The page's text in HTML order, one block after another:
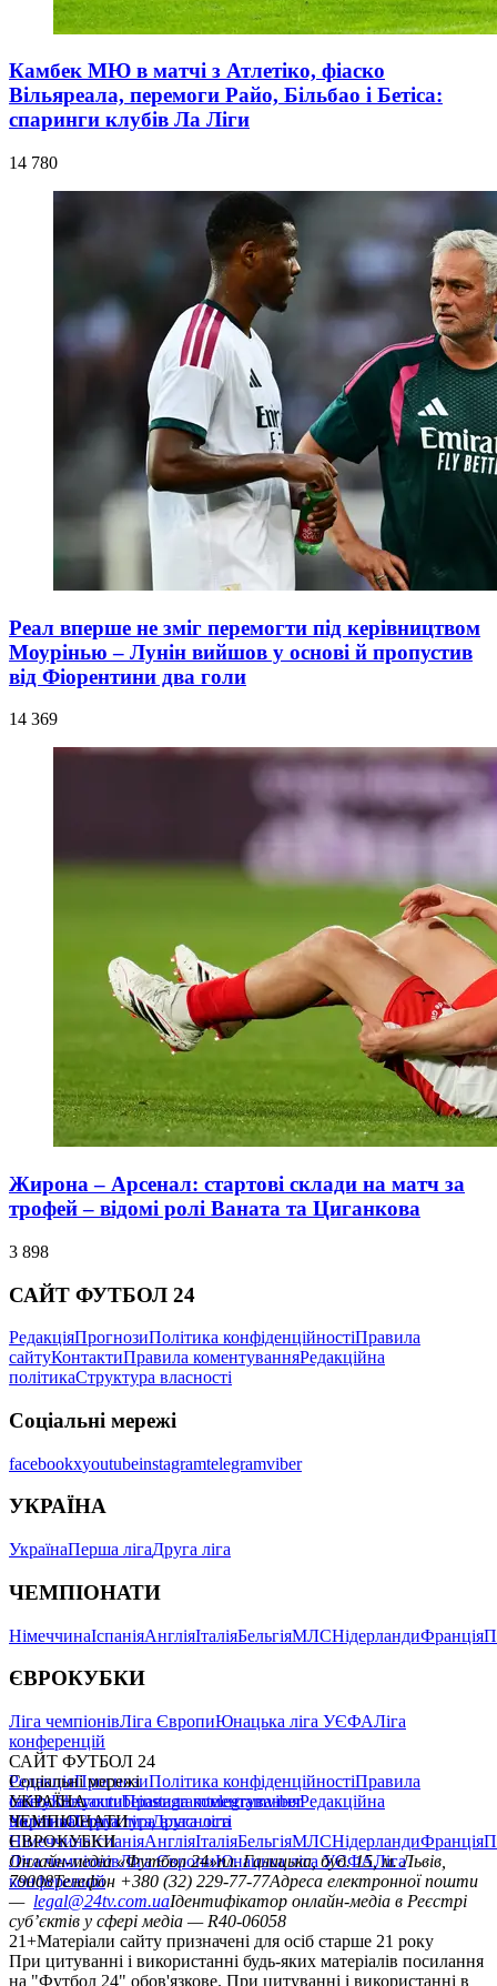
Камбек МЮ в матчі з Атлетіко, фіаско
Вільяреала, перемоги Райо, Більбао і Бетіса:
спаринги клубів Ла Ліги
14 780
Реал вперше не зміг перемогти під керівництвом
Моурінью – Лунін вийшов у основі й пропустив
від Фіорентини два голи
14 369
Жирона – Арсенал: стартові склади на матч за
трофей – відомі ролі Ваната та Циганкова
3 898
САЙТ ФУТБОЛ 24
РедакціяПрогнозиПолітика конфіденційностіПравила
сайтуКонтактиПравила коментуванняРедакційна
політикаСтруктура власності
Соціальні мережі
facebookxyoutubeinstagramtelegramviber
УКРАЇНА
УкраїнаПерша лігаДруга ліга
ЧЕМПІОНАТИ
НімеччинаІспаніяАнгліяІталіяБельгіяМЛСНідерландиФранція
ЄВРОКУБКИ
Ліга чемпіонівЛіга ЄвропиЮнацька ліга УЄФАЛіга
конференцій
САЙТ ФУТБОЛ 24
РедакціяПрогнозиПолітика конфіденційностіПравила
сайтуКонтактиПравила коментуванняРедакційна
політикаСтруктура власності
Соціальні мережі
facebookxyoutubeinstagramtelegramviber
УКРАЇНА
УкраїнаПерша лігаДруга ліга
ЧЕМПІОНАТИ
НімеччинаІспаніяАнгліяІталіяБельгіяМЛСНідерландиФранція
ЄВРОКУБКИ
Ліга чемпіонівЛіга ЄвропиЮнацька ліга УЄФАЛіга
конференцій
Онлайн-медіа «Футбол 24»пл. Галицька, буд. 15, м. Львів,
79008Телефон +380 (32) 229-77-77Адреса електронної пошти
— legal@24tv.com.uaІдентифікатор онлайн-медіа в Реєстрі
суб’єктів у сфері медіа — R40-06058
21+Матеріали сайту призначені для осіб старше 21 року
При цитуванні і використанні будь-яких матеріалів посилання
на "Футбол 24" обов'язкове. При цитуванні і використанні в